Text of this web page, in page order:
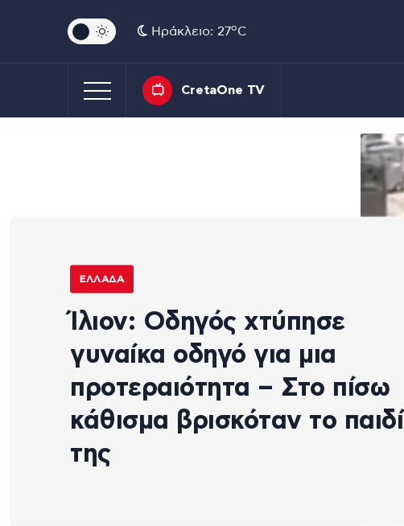
Ηράκλειο: 27oC
CretaOne TV
ΕΛΛΆΔΑ
Ίλιον: Οδηγός χτύπησε
γυναίκα οδηγό για μια
προτεραιότητα – Στο πίσω
κάθισμα βρισκόταν το παιδί
της